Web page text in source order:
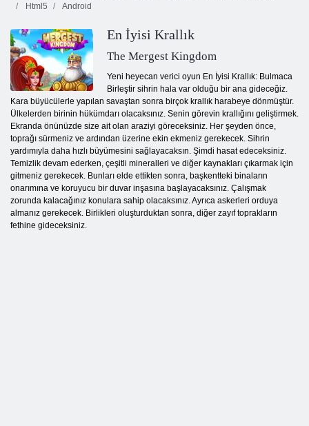
Html5
Android
En İyisi Krallık
The Mergest Kingdom
Yeni heyecan verici oyun En İyisi Krallık: Bulmaca
Birleştir sihrin hala var olduğu bir ana gideceğiz.
Kara büyücülerle yapılan savaştan sonra birçok krallık harabeye dönmüştür.
Ülkelerden birinin hükümdarı olacaksınız. Senin görevin krallığını geliştirmek.
Ekranda önünüzde size ait olan araziyi göreceksiniz. Her şeyden önce,
toprağı sürmeniz ve ardından üzerine ekin ekmeniz gerekecek. Sihrin
yardımıyla daha hızlı büyümesini sağlayacaksın. Şimdi hasat edeceksiniz.
Temizlik devam ederken, çeşitli mineralleri ve diğer kaynakları çıkarmak için
gitmeniz gerekecek. Bunları elde ettikten sonra, başkentteki binaların
onarımına ve koruyucu bir duvar inşasına başlayacaksınız. Çalışmak
zorunda kalacağınız konulara sahip olacaksınız. Ayrıca askerleri orduya
almanız gerekecek. Birlikleri oluşturduktan sonra, diğer zayıf toprakların
fethine gideceksiniz.